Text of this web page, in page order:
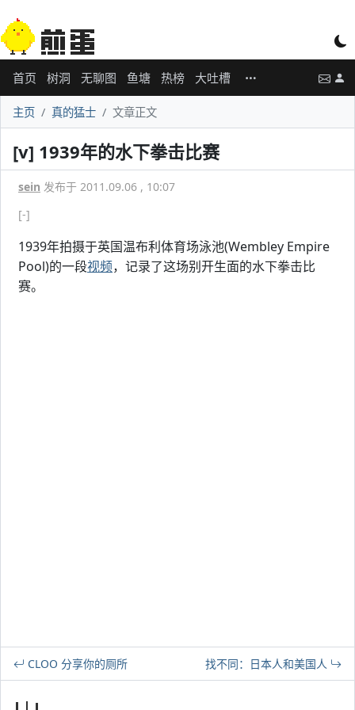
首页 树洞 无聊图 鱼塘 热榜 大吐槽
主页 真的猛士 文章正文
[v] 1939年的水下拳击比赛
sein 发布于 2011.09.06 , 10:07
[-]
1939年拍摄于英国温布利体育场泳池(Wembley Empire
Pool)的一段视频，记录了这场别开生面的水下拳击比
赛。
CLOO 分享你的厕所 找不同：日本人和美国人